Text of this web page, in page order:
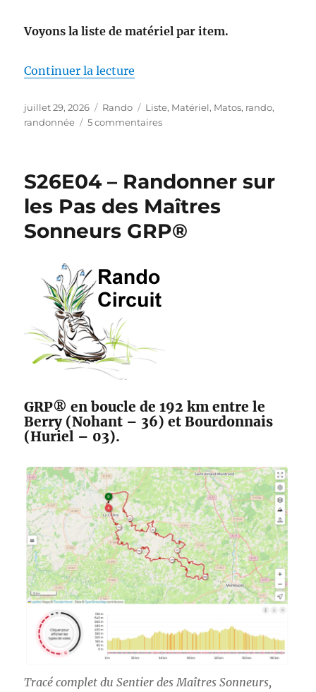
Voyons la liste de matériel par item.
Continuer la lecture
Publié
le
juillet 29, 2026 Catégories
Rando Étiquettes
Liste, Matériel, Matos, rando,
randonnée
5 commentairessur
la
:
sur
les
S26E04 – Randonner sur
les Pas des Maîtres
Sonneurs GRP®
GRP® en boucle de 192 km entre le
Berry (Nohant – 36) et Bourdonnais
(Huriel – 03).
Tracé complet du Sentier des Maîtres Sonneurs,